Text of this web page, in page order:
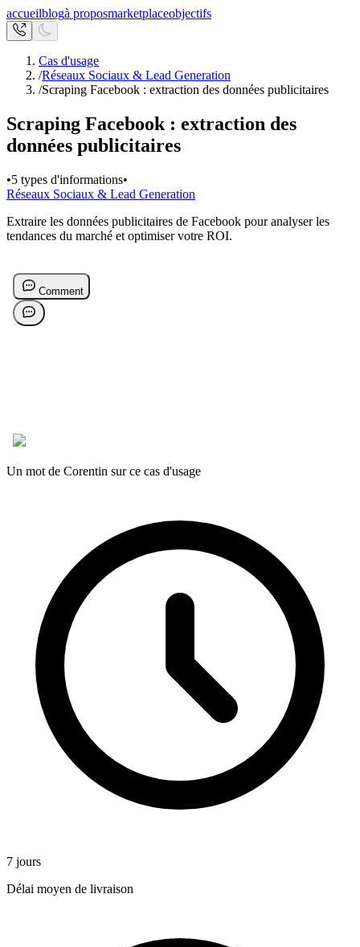
accueilblogà proposmarketplaceobjectifs
Cas d'usage
/Réseaux Sociaux & Lead Generation
/Scraping Facebook : extraction des données publicitaires
Scraping Facebook : extraction des
données publicitaires
•5 types d'informations•
Réseaux Sociaux & Lead Generation
Extraire les données publicitaires de Facebook pour analyser les
tendances du marché et optimiser votre ROI.
Un mot de Corentin sur ce cas d'usage
7 jours
Délai moyen de livraison